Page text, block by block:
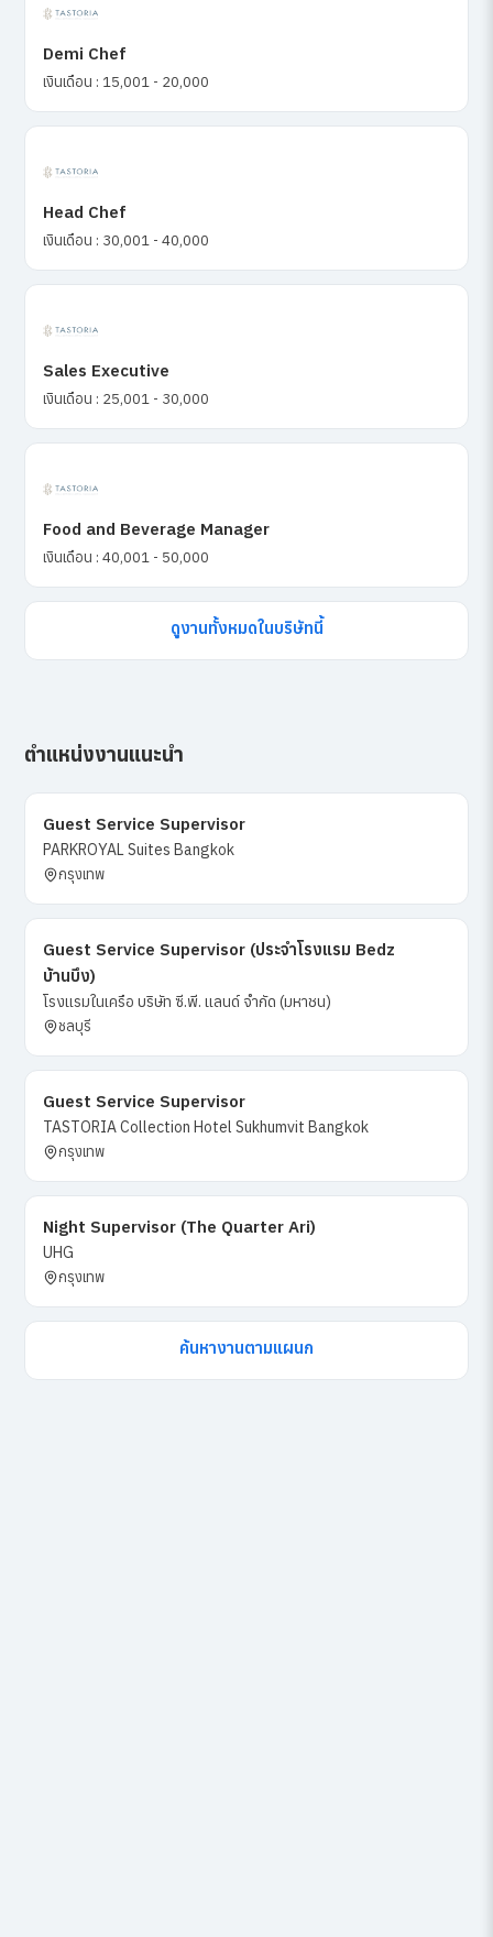
Demi Chef
เงินเดือน : 15,001 - 20,000
Head Chef
เงินเดือน : 30,001 - 40,000
Sales Executive
เงินเดือน : 25,001 - 30,000
Food and Beverage Manager
เงินเดือน : 40,001 - 50,000
ดูงานทั้งหมดในบริษัทนี้
ตำแหน่งงานแนะนำ
Guest Service Supervisor
PARKROYAL Suites Bangkok
กรุงเทพ
Guest Service Supervisor (ประจำโรงแรม Bedz
บ้านบึง)
โรงแรมในเครือ บริษัท ซี.พี. แลนด์ จำกัด (มหาชน)
ชลบุรี
Guest Service Supervisor
TASTORIA Collection Hotel Sukhumvit Bangkok
กรุงเทพ
Night Supervisor (The Quarter Ari)
UHG
กรุงเทพ
ค้นหางานตามแผนก